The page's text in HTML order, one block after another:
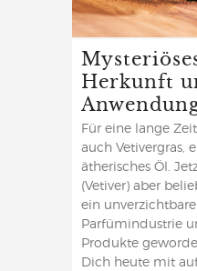
Herkunft
Für eine lange
auch Vetivergras,
ätherisches Öl.
(Vetiver) aber
ein
Parfümindustrie
Produkte
Dich heute mit